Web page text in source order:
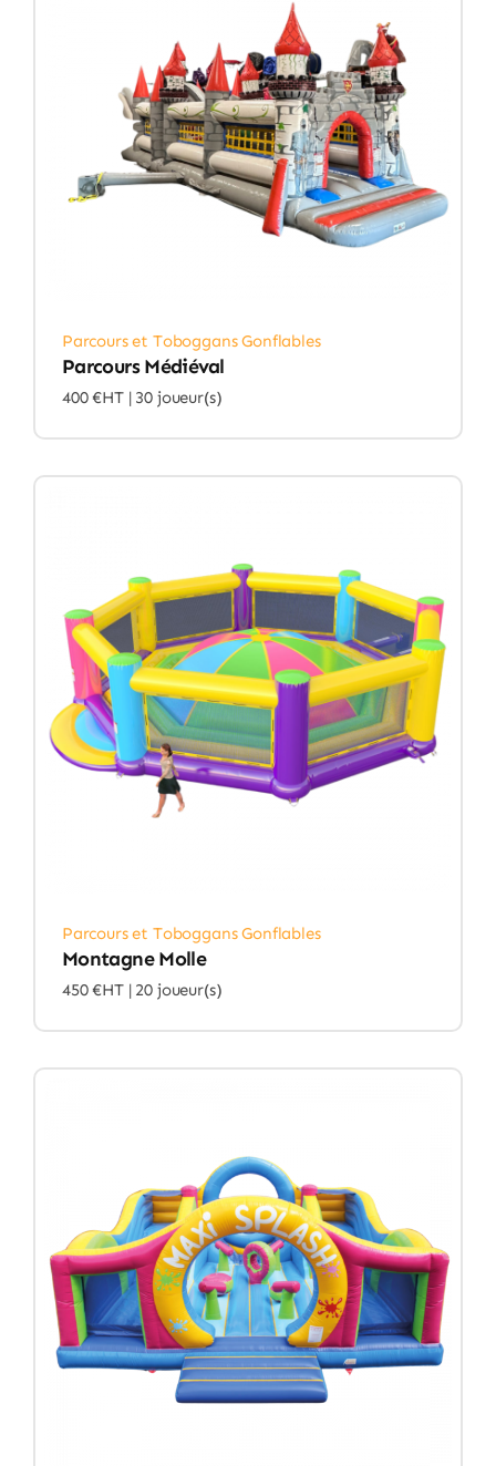
Parcours et Toboggans Gonflables
Parcours Médiéval
400 €HT | 30 joueur(s)
Parcours et Toboggans Gonflables
Montagne Molle
450 €HT | 20 joueur(s)